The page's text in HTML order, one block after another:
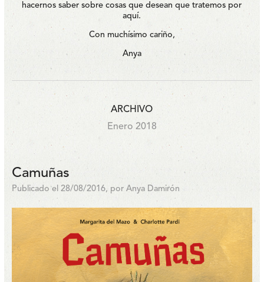
hacernos saber sobre cosas que desean que tratemos por
aquí.
Con muchísimo cariño,
Anya
ARCHIVO
Enero 2018
Camuñas
Publicado el 28/08/2016, por Anya Damirón